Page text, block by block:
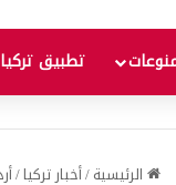
تطبيق
الرئيسية/أخبار تركيا/